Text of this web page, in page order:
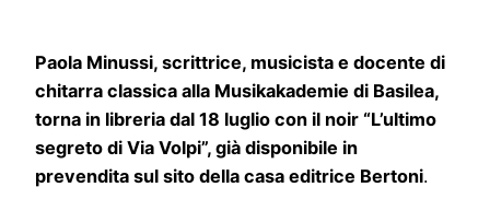
Paola Minussi, scrittrice, musicista e docente di
chitarra classica alla Musikakademie di Basilea,
torna in libreria dal 18 luglio con il noir “L’ultimo
segreto di Via Volpi”, già disponibile in
prevendita sul sito della casa editrice Bertoni.